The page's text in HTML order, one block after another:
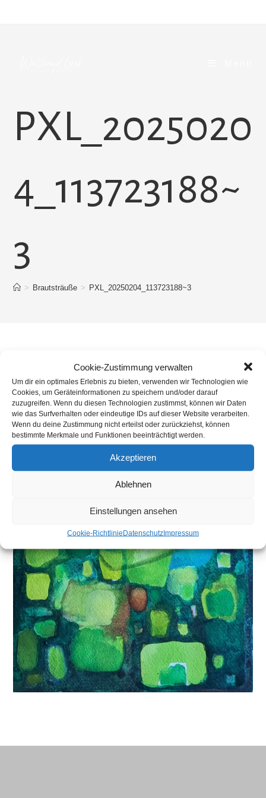
Cookie-Zustimmung verwalten
Um dir ein optimales Erlebnis zu bieten, verwenden wir Technologien wie
Cookies, um Geräteinformationen zu speichern und/oder darauf
zuzugreifen. Wenn du diesen Technologien zustimmst, können wir Daten
wie das Surfverhalten oder eindeutige IDs auf dieser Website verarbeiten.
Wenn du deine Zustimmung nicht erteilst oder zurückziehst, können
bestimmte Merkmale und Funktionen beeinträchtigt werden.
Akzeptieren
Ablehnen
Einstellungen ansehen
Cookie-RichtlinieDatenschutzImpressum
PXL_2025020
4_113723188~
3
> Brautsträuße > PXL_20250204_113723188~3